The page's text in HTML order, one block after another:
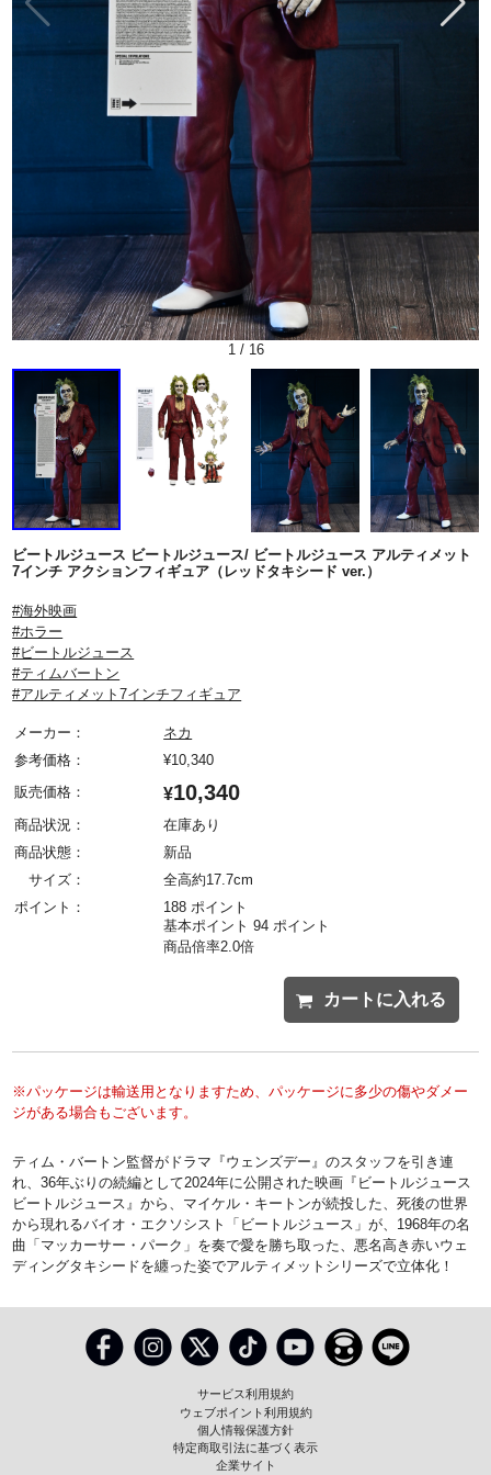
1/ 16
ビートルジュース ビートルジュース/ ビートルジュース アルティメット
7インチ アクションフィギュア（レッドタキシード ver.）
#海外映画
#ホラー
#ビートルジュース
#ティムバートン
#アルティメット7インチフィギュア
メーカー：
ネカ
参考価格：
¥10,340
販売価格：
¥10,340
商品状況：
在庫あり
商品状態：
新品
サイズ：
全高約17.7cm
ポイント：
188 ポイント
基本ポイント 94 ポイント
商品倍率2.0倍
カートに入れる
※パッケージは輸送用となりますため、パッケージに多少の傷やダメー
ジがある場合もございます。
ティム・バートン監督がドラマ『ウェンズデー』のスタッフを引き連
れ、36年ぶりの続編として2024年に公開された映画『ビートルジュース
ビートルジュース』から、マイケル・キートンが続投した、死後の世界
から現れるバイオ・エクソシスト「ビートルジュース」が、1968年の名
曲「マッカーサー・パーク」を奏で愛を勝ち取った、悪名高き赤いウェ
ディングタキシードを纏った姿でアルティメットシリーズで立体化！
サービス利用規約
ウェブポイント利用規約
個人情報保護方針
特定商取引法に基づく表示
企業サイト